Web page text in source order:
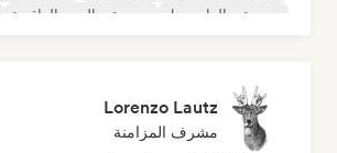
موسيقى الدانسهول
موسيقى البوب الراقصة
Lorenzo Lautz
مشرف المزامنة